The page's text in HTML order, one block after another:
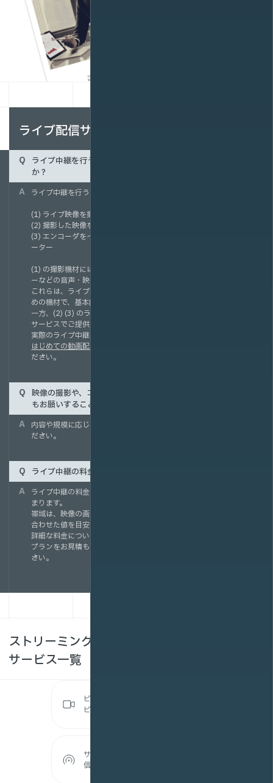
ライブ配信サービスに関するよくある質問
ライブ中継を行うためには、どのような機材が必要になります
か？
ライブ中継を行う際には、主に以下の機材が必要です。
(1) ライブ映像を撮影するカメラ・マイクなどの撮影機材
(2) 撮影した映像をインターネットに送出するライブエンコーダ
(3) エンコーダをインターネット回線に接続するブロードバンドル
ーター
(1) の撮影機材には、ビデオカメラやマイク、スイッチャー、ミキサ
ーなどの音声・映像調整機器が含まれます。
これらは、ライブ配信する映像をリアルタイムで制作・編集するた
めの機材で、基本的にはお客さま側でご用意いただきます。
一方、(2) (3) のライブエンコーダやブロードバンドルーターは弊社
サービスでご提供可能です。
実際のライブ中継の構成イメージは、「
はじめての動画配信コラム『Let’s try ライブ配信！』
ださい。
映像の撮影や、コンテンツのアップロード回線の準備について
もお願いすることができますか？
内容や規模に応じ柔軟に対応いたしますので、お気軽にお問合せく
ださい。
ライブ中継の料金はどのように決まるのですか？
ライブ中継の料金は、主に配信に必要な帯域と配信時間によって決
まります。
帯域は、映像の画質（ビットレート）と最大同時アクセス数を掛け
合わせた値を目安として算出します。
詳細な料金については、弊社営業担当がヒアリングのうえ、最適な
プランをお見積もりいたします。まずはお気軽にお問い合わせくだ
さい。
ストリーミングサーバー・動画配信システムの
サービス一覧
ビデオプラットフォームサー
ビス
サーバーレンタル(ライブ配
信プラン)